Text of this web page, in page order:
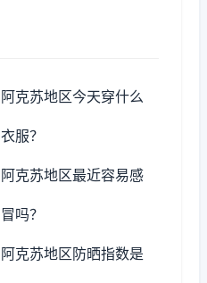
阿克苏地区今天穿什么
衣服？
阿克苏地区最近容易感
冒吗？
阿克苏地区防晒指数是